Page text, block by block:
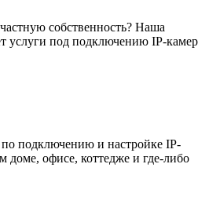
собственность? Наша
услуги под подключению IP-камер
подключению и настройке IP-
доме, офисе, коттедже и где-либо